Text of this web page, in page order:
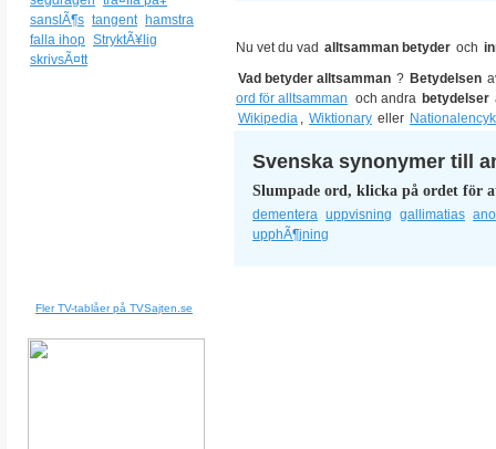
sanslÃ¶s tangent
hamstra
falla ihop StryktÃ¥lig
skrivsÃ¤tt
Fler TV-tablåer på TVSajten.se
Nu vet du vad alltsamman betyder och
Vad betyder alltsamman ? Betydelsen
ord för alltsamman och andra betydelser
Wikipedia , Wiktionary eller
Svenska synonymer till
Slumpade ord, klicka på ordet för
dementera uppvisning gallimatias
upphÃ¶jning